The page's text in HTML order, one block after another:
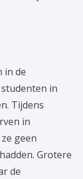
in de
in
Tijdens
in
geen
Grotere
de